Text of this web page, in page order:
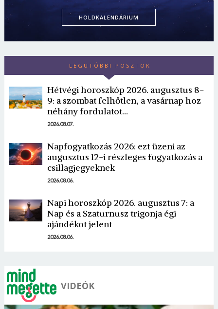
HOLDKALENDÁRIUM
LEGUTÓBBI POSZTOK
Hétvégi horoszkóp 2026. augusztus 8-
9: a szombat felhőtlen, a vasárnap hoz
néhány fordulatot…
2026.08.07.
Napfogyatkozás 2026: ezt üzeni az
augusztus 12-i részleges fogyatkozás a
csillagjegyeknek
2026.08.06.
Napi horoszkóp 2026. augusztus 7: a
Nap és a Szaturnusz trigonja égi
ajándékot jelent
2026.08.06.
VIDEÓK